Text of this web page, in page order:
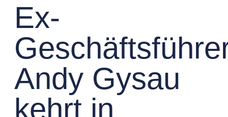
Ex-
Andy Gysau
kehrt in